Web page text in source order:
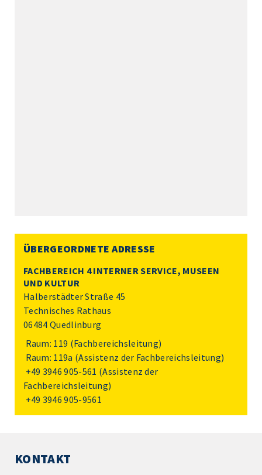
ÜBERGEORDNETE ADRESSE
FACHBEREICH 4 INTERNER SERVICE, MUSEEN
UND KULTUR
Halberstädter Straße 45
Technisches Rathaus
06484 Quedlinburg
Raum: 119 (Fachbereichsleitung)
Raum: 119a (Assistenz der Fachbereichsleitung)
+49 3946 905-561 (Assistenz der
Fachbereichsleitung)
+49 3946 905-9561
KONTAKT